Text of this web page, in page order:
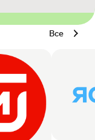
Все